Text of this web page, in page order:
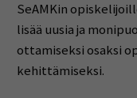
SeAMKin
lisää uusia ja
ottamiseksi osaksi
kehittämiseksi.